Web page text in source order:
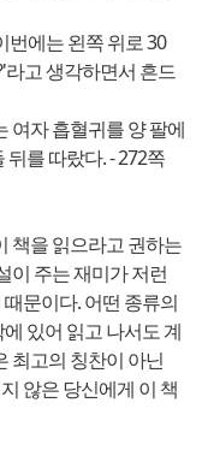
번에는 왼쪽 위로 30
라고 생각하면서 흔드
여자 흡혈귀를 양 팔에
를 따랐다. - 272쪽
책을 읽으라고 권하는
이 주는 재미가 저런
문이다. 어떤 종류의
있어 읽고 나서도 계
최고의 칭찬이 아닌
않은 당신에게 이 책